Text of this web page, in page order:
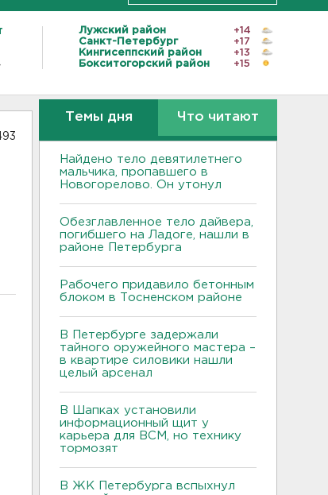
Лужский район
+14
Санкт-Петербург
+17
Кингисеппский район
+13
Бокситогорский район
+15
Темы дня Что читают
Найдено тело девятилетнего
мальчика, пропавшего в
Новогорелово. Он утонул
Обезглавленное тело дайвера,
погибшего на Ладоге, нашли в
районе Петербурга
Рабочего придавило бетонным
блоком в Тосненском районе
В Петербурге задержали
тайного оружейного мастера –
в квартире силовики нашли
целый арсенал
В Шапках установили
информационный щит у
карьера для ВСМ, но технику
тормозят
В ЖК Петербурга вспыхнул